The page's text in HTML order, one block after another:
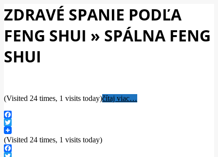
ZDRAVÉ SPANIE PODĽA
FENG SHUI » SPÁLNA FENG
SHUI
(Visited 24 times, 1 visits today)čítaj viac…
Facebook
Twitter
(Visited 24 times, 1 visits today)